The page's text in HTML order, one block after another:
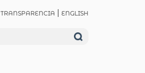
TRANSPARENCIA ENGLISH